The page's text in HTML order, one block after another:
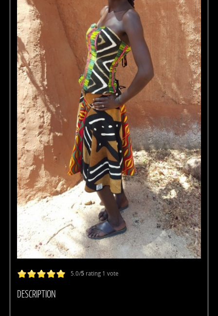
5.0/5 rating 1 vote
DESCRIPTION